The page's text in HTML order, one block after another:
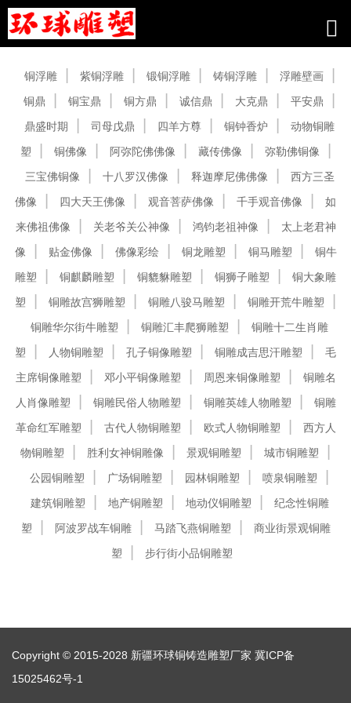
铜浮雕 紫铜浮雕 锻铜浮雕 铸铜浮雕
浮雕壁画
铜鼎
铜宝鼎 铜方鼎 诚信鼎 大克鼎
平安鼎
鼎盛时期
司母戊鼎 四羊方尊 铜钟香炉
动物铜雕
塑
铜佛像 阿弥陀佛佛像 藏传佛像
弥勒佛铜像
三宝佛铜像
十八罗汉佛像 释迦摩尼佛佛像
西方三圣
佛像
四大天王佛像 观音菩萨佛像 千手观音佛像
如
来佛祖佛像
关老爷关公神像 鸿钧老祖神像
太上老君神
像
贴金佛像 佛像彩绘 铜龙雕塑 铜马雕塑
铜牛
雕塑
铜麒麟雕塑 铜貔貅雕塑 铜狮子雕塑
铜大象雕
塑
铜雕故宫狮雕塑 铜雕八骏马雕塑
铜雕开荒牛雕塑
铜雕华尔街牛雕塑
铜雕汇丰爬狮雕塑
铜雕十二生肖雕
塑
人物铜雕塑 孔子铜像雕塑 铜雕成吉思汗雕塑
毛
主席铜像雕塑
邓小平铜像雕塑 周恩来铜像雕塑
铜雕名
人肖像雕塑
铜雕民俗人物雕塑 铜雕英雄人物雕塑
铜雕
革命红军雕塑
古代人物铜雕塑 欧式人物铜雕塑
西方人
物铜雕塑
胜利女神铜雕像 景观铜雕塑
城市铜雕塑
公园铜雕塑
广场铜雕塑 园林铜雕塑
喷泉铜雕塑
建筑铜雕塑
地产铜雕塑 地动仪铜雕塑
纪念性铜雕
塑
阿波罗战车铜雕 马踏飞燕铜雕塑
商业街景观铜雕
塑
步行街小品铜雕塑
Copyright © 2015-2028 新疆环球铜铸造雕塑厂家 冀ICP备
15025462号-1